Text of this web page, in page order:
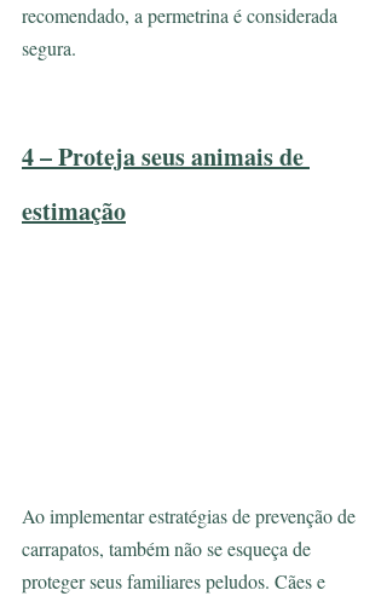
recomendado, a permetrina é considerada
segura.
4 – Proteja seus animais de
estimação
Ao implementar estratégias de prevenção de
carrapatos, também não se esqueça de
proteger seus familiares peludos. Cães e